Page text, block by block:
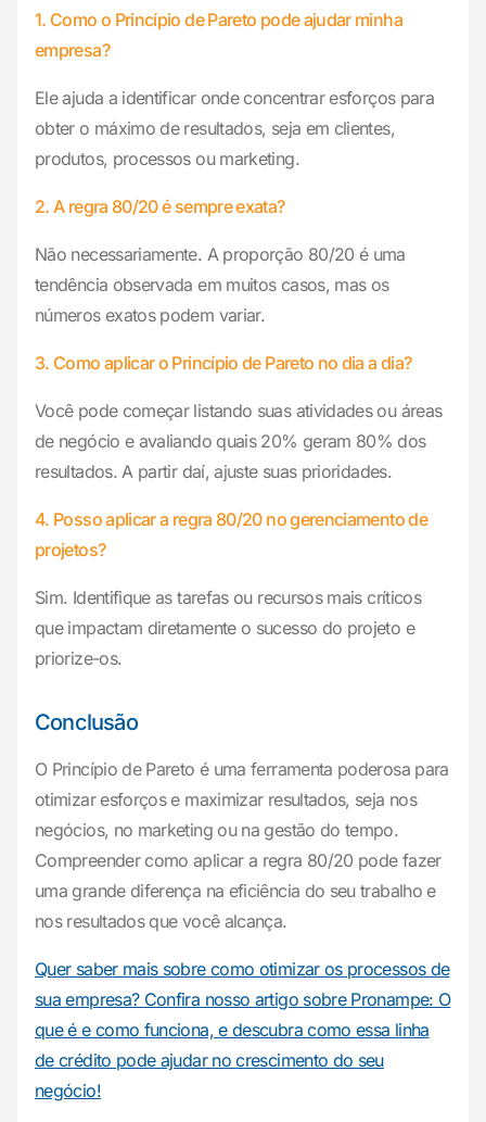
1. Como o Princípio de Pareto pode ajudar minha
empresa?
Ele ajuda a identificar onde concentrar esforços para
obter o máximo de resultados, seja em clientes,
produtos, processos ou marketing.
2. A regra 80/20 é sempre exata?
Não necessariamente. A proporção 80/20 é uma
tendência observada em muitos casos, mas os
números exatos podem variar.
3. Como aplicar o Princípio de Pareto no dia a dia?
Você pode começar listando suas atividades ou áreas
de negócio e avaliando quais 20% geram 80% dos
resultados. A partir daí, ajuste suas prioridades.
4. Posso aplicar a regra 80/20 no gerenciamento de
projetos?
Sim. Identifique as tarefas ou recursos mais críticos
que impactam diretamente o sucesso do projeto e
priorize-os.
Conclusão
O Princípio de Pareto é uma ferramenta poderosa para
otimizar esforços e maximizar resultados, seja nos
negócios, no marketing ou na gestão do tempo.
Compreender como aplicar a regra 80/20 pode fazer
uma grande diferença na eficiência do seu trabalho e
nos resultados que você alcança.
Quer saber mais sobre como otimizar os processos de
sua empresa? Confira nosso artigo sobre Pronampe: O
que é e como funciona, e descubra como essa linha
de crédito pode ajudar no crescimento do seu
negócio!